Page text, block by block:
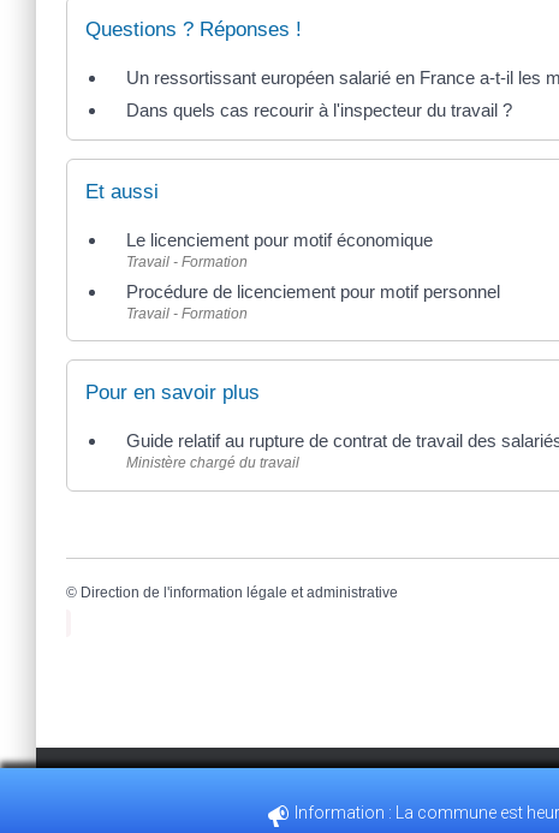
Questions ? Réponses !
Un ressortissant européen salarié en France a-t-il les
Dans quels cas recourir à l'inspecteur du travail ?
Et aussi
Le licenciement pour motif économique
Travail - Formation
Procédure de licenciement pour motif personnel
Travail - Formation
Pour en savoir plus
Guide relatif au rupture de contrat de travail des
Ministère chargé du travail
© Direction de l'information légale et administrative
35, GRANDE RUE 28210 VILLEMEUX-SUR-EUREInformation : La commune est